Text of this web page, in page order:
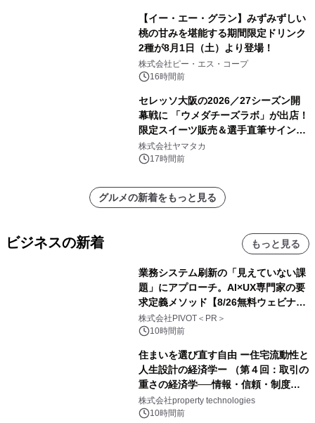
【イー・エー・グラン】みずみずしい
桃の甘みを堪能する期間限定ドリンク
2種が8月1日（土）より登場！
株式会社ピー・エス・コープ
16時間前
セレッソ大阪の2026／27シーズン開
幕戦に 「ウメダチーズラボ」が出店！
限定スイーツ販売＆選手直筆サイング
ッズが当たる抽選会を 8月8日に開催
株式会社ヤマタカ
17時間前
グルメの新着をもっと見る
ビジネスの新着 もっと見る
業務システム刷新の「見えていない課
題」にアプローチ。AI×UX専門家の要
求定義メソッド【8/26無料ウェビナ
ー】株式会社PIVOT
株式会社PIVOT＜PR＞
10時間前
住まいを選び直す自由 ー住宅流動性と
人生設計の経済学ー （第４回：取引の
重さの経済学──情報・信頼・制度を
PropTechはどう組み替えるか）｜
PropTech-Lab
株式会社property technologies
10時間前